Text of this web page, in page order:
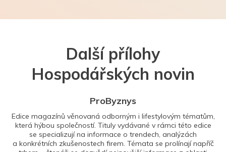
Další přílohy
Hospodářských novin
ProByznys
Edice magazínů věnovaná odborným i lifestylovým tématům,
která hýbou společností. Tituly vydávané v rámci této edice
se specializují na informace o trendech, analýzách
a konkrétních zkušenostech firem. Témata se prolínají napříč